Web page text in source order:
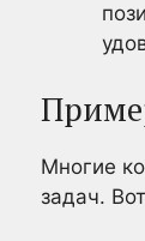
Многие
задач.